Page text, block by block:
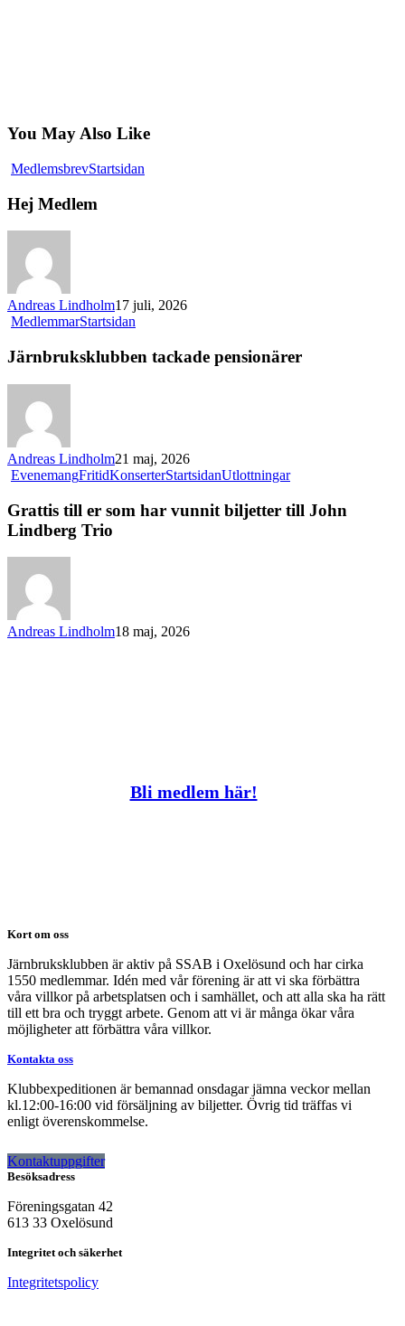
You May Also Like
MedlemsbrevStartsidan
Hej Medlem
Andreas Lindholm17 juli, 2026
MedlemmarStartsidan
pensionärer
Järnbruksklubben tackade pensionärer
Andreas Lindholm21 maj, 2026
EvenemangFritidKonserterStartsidanUtlottningarGrattis
er
Grattis till er som har vunnit biljetter till John
Lindberg Trio
Andreas Lindholm18 maj, 2026
Bli medlem här!
Kort om oss
Järnbruksklubben är aktiv på SSAB i Oxelösund och har cirka
1550 medlemmar. Idén med vår förening är att vi ska förbättra
våra villkor på arbetsplatsen och i samhället, och att alla ska ha rätt
till ett bra och tryggt arbete. Genom att vi är många ökar våra
möjligheter att förbättra våra villkor.
Kontakta oss
Klubbexpeditionen är bemannad onsdagar jämna veckor mellan
kl.12:00-16:00 vid försäljning av biljetter. Övrig tid träffas vi
enligt överenskommelse.
Kontaktuppgifter
Besöksadress
Föreningsgatan 42
613 33 Oxelösund
Integritet och säkerhet
Integritetspolicy